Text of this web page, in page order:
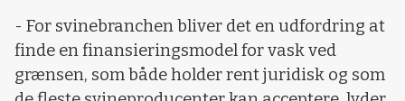
- For svinebranchen bliver det en udfordring at
finde en finansieringsmodel for vask ved
grænsen, som både holder rent juridisk og som